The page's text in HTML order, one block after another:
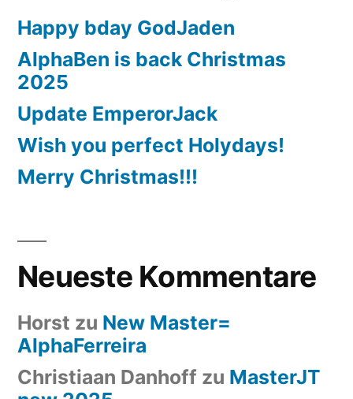
Happy bday GodJaden
AlphaBen is back Christmas
2025
Update EmperorJack
Wish you perfect Holydays!
Merry Christmas!!!
Neueste Kommentare
Horst zu New Master=
AlphaFerreira
Christiaan Danhoff zu MasterJT